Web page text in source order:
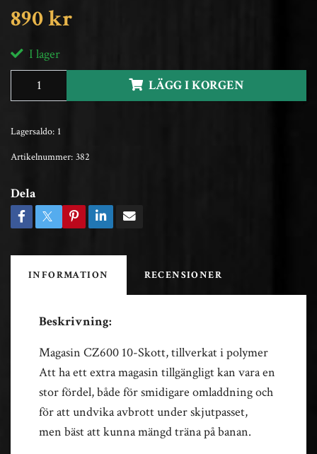
890 kr
I lager
LÄGG I KORGEN
Lagersaldo: 1
Artikelnummer: 382
Dela
INFORMATION RECENSIONER
Beskrivning:
Magasin CZ600 10-Skott, tillverkat i polymer
Att ha ett extra magasin tillgängligt kan vara en
stor fördel, både för smidigare omladdning och
för att undvika avbrott under skjutpasset,
men bäst att kunna mängd träna på banan.